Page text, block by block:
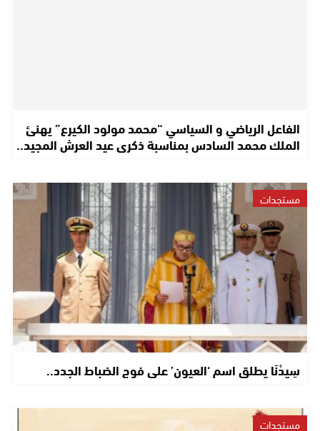
الفاعل الرياضي و السياسي “محمد مولود الكيرع” يهنئ
الملك محمد السادس بمناسبة ذكرى عيد العرش المجيد..
مستجدات
سِيدْنَا يطلق اسم ‘العيون’ على فوج الضباط الجدد..
مستجدات